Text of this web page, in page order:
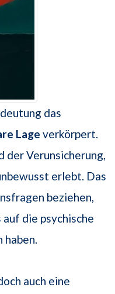
das
Lage verkörpert.
der Verunsicherung,
erlebt. Das
beziehen,
die psychische
haben.
auch eine